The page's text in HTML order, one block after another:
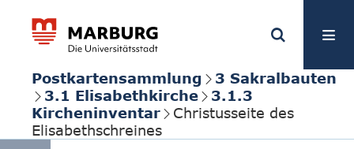
Postkartensammlung
3 Sakralbauten
3.1 Elisabethkirche
3.1.3
Kircheninventar
Christusseite des
Elisabethschreines